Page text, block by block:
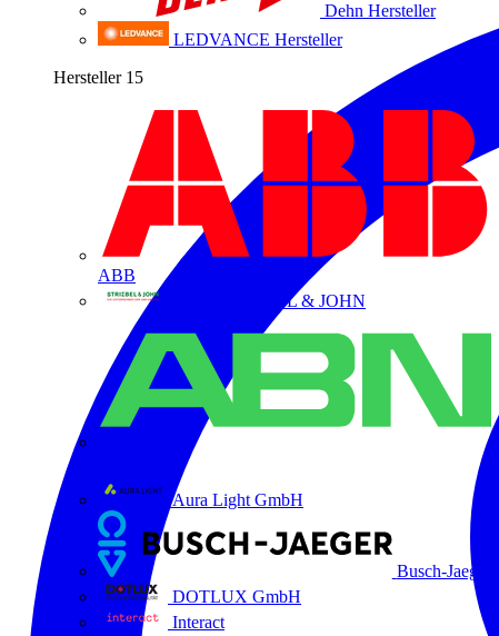
Dehn Hersteller
LEDVANCE Hersteller
Hersteller 15
ABB
ABB STRIEBEL & JOHN
Aura Light GmbH
Busch-Jaeger
DOTLUX GmbH
Interact